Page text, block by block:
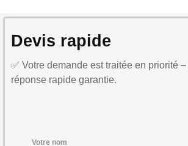
Devis rapide
✅ Votre demande est traitée en priorité
réponse rapide garantie.
Votre nom